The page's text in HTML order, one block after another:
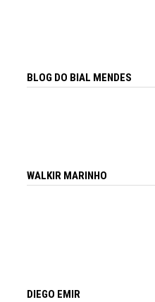
BLOG DO BIAL MENDES
WALKIR MARINHO
DIEGO EMIR